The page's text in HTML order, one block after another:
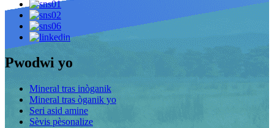
Pwodwi yo
Mineral tras inòganik
Mineral tras òganik yo
Seri asid amine
Sèvis pèsonalize